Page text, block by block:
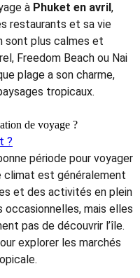
à Phuket en avril ,
restaurants et sa vie
sont plus calmes et
Freedom Beach ou Nai
plage a son charme,
tropicaux.
de voyage ?
?
période pour voyager
climat est généralement
et des activités en plein
occasionnelles, mais elles
pas de découvrir l’île.
explorer les marchés